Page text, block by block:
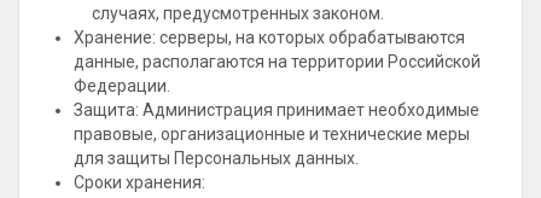
случаях, предусмотренных законом.
Хранение: серверы, на которых обрабатываются
данные, располагаются на территории Российской
Федерации.
Защита: Администрация принимает необходимые
правовые, организационные и технические меры
для защиты Персональных данных.
Сроки хранения: